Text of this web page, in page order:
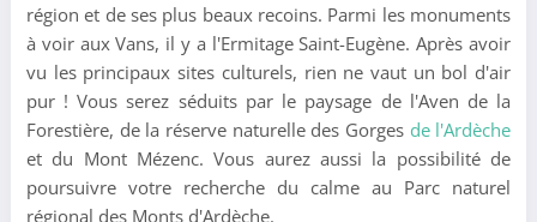
région et de ses plus beaux recoins. Parmi les monuments
à voir aux Vans, il y a l'Ermitage Saint-Eugène. Après avoir
vu les principaux sites culturels, rien ne vaut un bol d'air
pur ! Vous serez séduits par le paysage de l'Aven de la
Forestière, de la réserve naturelle des Gorges de l'Ardèche
et du Mont Mézenc. Vous aurez aussi la possibilité de
poursuivre votre recherche du calme au Parc naturel
régional des Monts d'Ardèche.